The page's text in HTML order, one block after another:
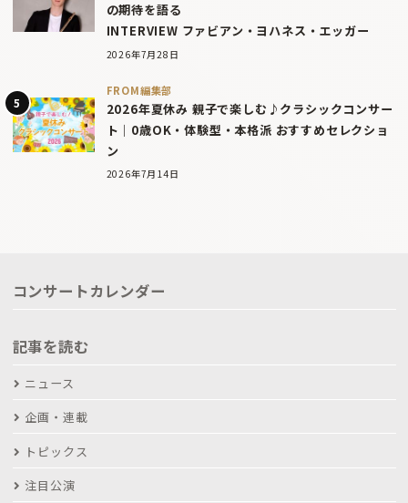
の期待を語る
INTERVIEW ファビアン・ヨハネス・エッガー
2026年7月28日
FROM編集部
2026年夏休み 親子で楽しむ♪クラシックコンサー
ト｜0歳OK・体験型・本格派 おすすめセレクショ
ン
2026年7月14日
コンサートカレンダー
記事を読む
ニュース
企画・連載
トピックス
注目公演